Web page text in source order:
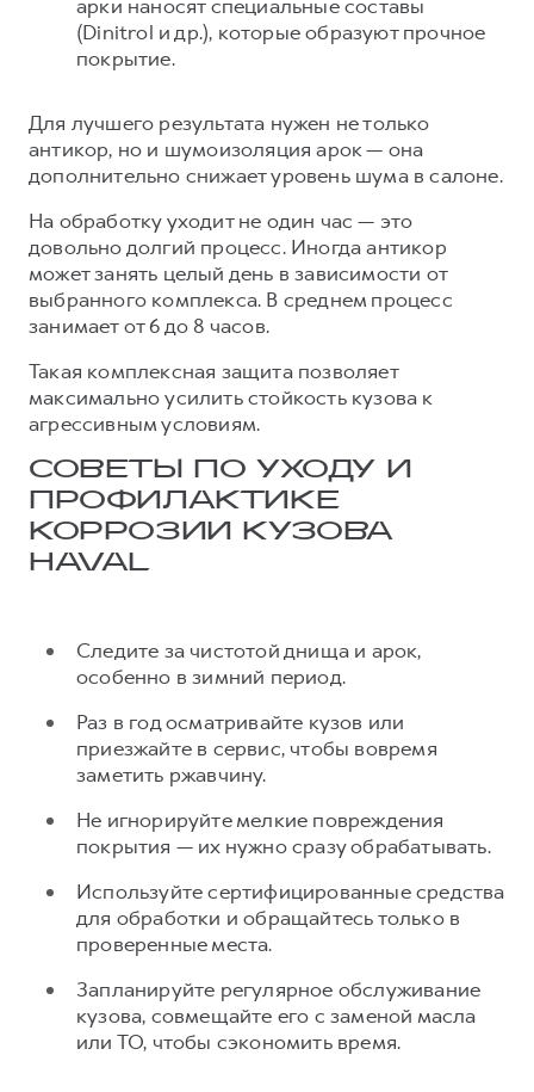
арки наносят специальные составы
(Dinitrol и др.), которые образуют прочное
покрытие.
Для лучшего результата нужен не только
антикор, но и шумоизоляция арок — она
дополнительно снижает уровень шума в салоне.
На обработку уходит не один час — это
довольно долгий процесс. Иногда антикор
может занять целый день в зависимости от
выбранного комплекса. В среднем процесс
занимает от 6 до 8 часов.
Такая комплексная защита позволяет
максимально усилить стойкость кузова к
агрессивным условиям.
СОВЕТЫ ПО УХОДУ И
ПРОФИЛАКТИКЕ
КОРРОЗИИ КУЗОВА
HAVAL
Следите за чистотой днища и арок,
особенно в зимний период.
Раз в год осматривайте кузов или
приезжайте в сервис, чтобы вовремя
заметить ржавчину.
Не игнорируйте мелкие повреждения
покрытия — их нужно сразу обрабатывать.
Используйте сертифицированные средства
для обработки и обращайтесь только в
проверенные места.
Запланируйте регулярное обслуживание
кузова, совмещайте его с заменой масла
или ТО, чтобы сэкономить время.